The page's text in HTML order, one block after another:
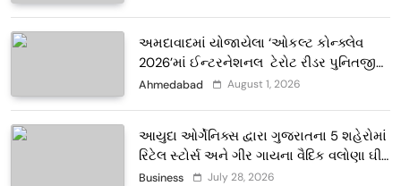
અમદાવાદમાં યોજાયેલા ‘ઓકલ્ટ કોન્ક્લેવ
2026’માં ઈન્ટરનેશનલ ટેરોટ રીડર પુનિતજી
લુલ્લા એ ટેરોટ કાર્ડ રીડિંગ અંગે માહિતી આપી
Ahmedabad August 1, 2026
આયુદા ઓર્ગેનિક્સ દ્વારા ગુજરાતના 5 શહેરોમાં
રિટેલ સ્ટોર્સ અને ગીર ગાયના વૈદિક વલોણા ઘી-
દૂધની શુદ્ધ સેવાઓ સાથે વ્યાપક વિસ્તરણ
Business July 28, 2026